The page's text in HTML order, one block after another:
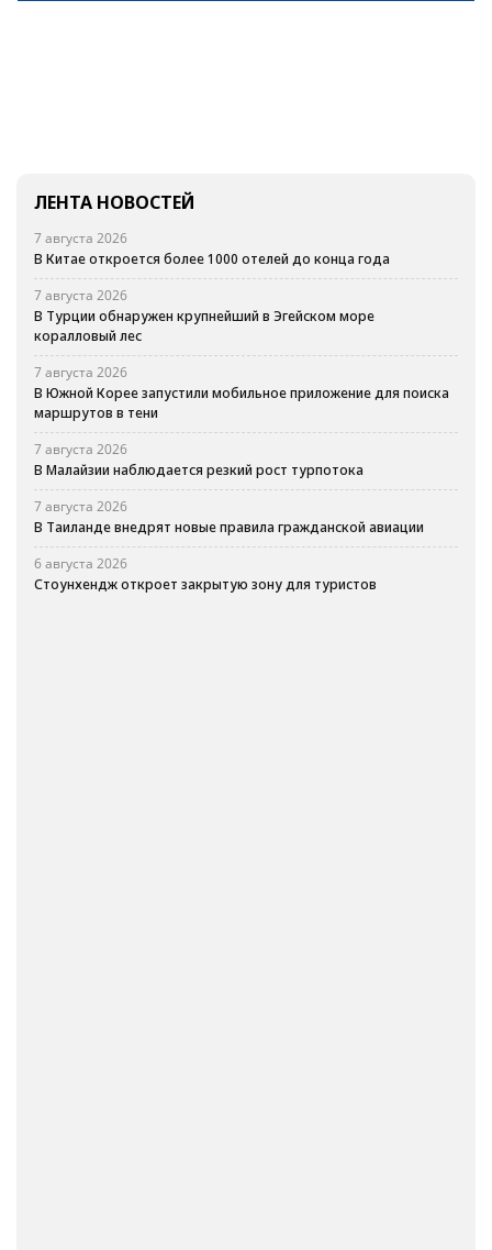
ЛЕНТА НОВОСТЕЙ
7 августа 2026
В Китае откроется более 1000 отелей до конца года
7 августа 2026
В Турции обнаружен крупнейший в Эгейском море
коралловый лес
7 августа 2026
В Южной Корее запустили мобильное приложение для поиска
маршрутов в тени
7 августа 2026
В Малайзии наблюдается резкий рост турпотока
7 августа 2026
В Таиланде внедрят новые правила гражданской авиации
6 августа 2026
Стоунхендж откроет закрытую зону для туристов